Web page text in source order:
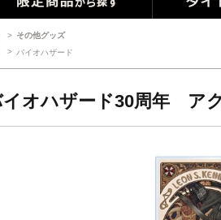
> その他グッズ
> バイオハザード
オハザード30周年 ア